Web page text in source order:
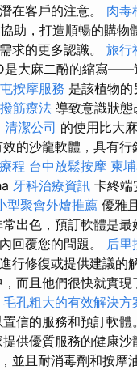
在客戶的注意。 肉毒
助，打造順暢的購物
求的更多認識。 旅行
是大麻二酚的縮寫——
按摩服務 是該植物
撥筋療法 導致意識狀態
清潔公司 的使用比大
的沙龍軟體，具有
程 台中放鬆按摩 柬
牙科治療資訊 卡終端
型聚會外燴推薦 優雅
出色，預訂軟體是最
回覆您的問題。 后里
行修復或提供建議的
而且他們很快就實現
毛孔粗大的有效解決方
信的服務和預訂軟
供優質服務的健康沙
並且耐消毒劑和按摩